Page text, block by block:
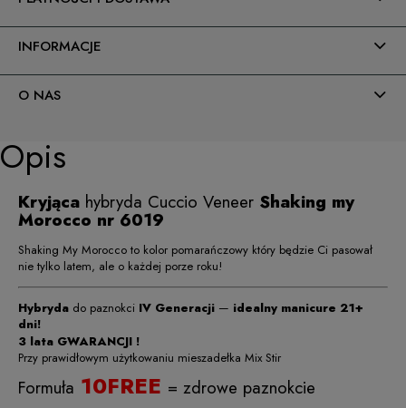
INFORMACJE
O NAS
Opis
Kryjąca hybryda Cuccio Veneer Shaking my
Morocco nr 6019
Shaking My Morocco to kolor pomarańczowy który będzie Ci pasował
nie tylko latem, ale o każdej porze roku!
Hybryda do paznokci IV Generacji — idealny manicure 21+
dni!
3 lata GWARANCJI !
Przy prawidłowym użytkowaniu mieszadełka Mix Stir
Formuła 10FREE = zdrowe paznokcie